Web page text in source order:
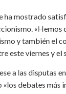
ha mostrado
«Hemos
y también el
este viernes y el
a las disputas
debates más